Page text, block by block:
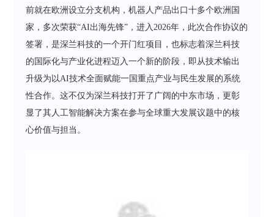
前就在欧洲设立分支机构，机器人产品出口十多个欧洲国
家，多次荣获“AI出海先锋”，进入2026年，此次合作协议的
签署，是深兰科技的一个开门红项目，也标志着深兰科技
的国际化与产业化进程迈入一个新的阶段，即从技术输出
升级为以AI技术全面赋能一国重点产业与民生发展的系统
性合作。这不仅为深兰科技打开了广阔的中东市场，更彰
显了其人工智能解决方案在参与全球重大发展议题中的核
心价值与担当。